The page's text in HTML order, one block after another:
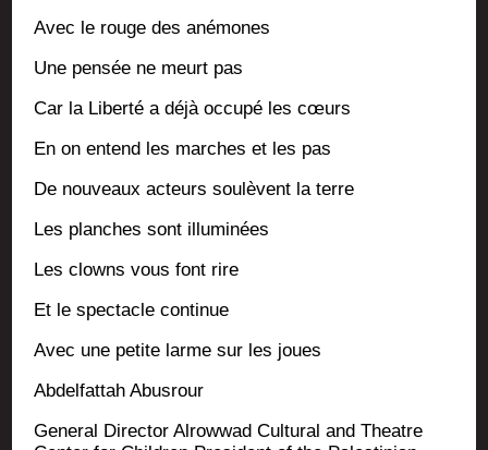
Avec le rouge des anémones
Une pen­sée ne meurt pas
Car la Liber­té a déjà occu­pé les cœurs
En on entend les marches et les pas
De nou­veaux acteurs sou­lèvent la terre
Les planches sont illuminées
Les clowns vous font rire
Et le spec­tacle continue
Avec une petite larme sur les joues
Abdel­fat­tah Abusrour
Gene­ral Direc­tor Alrow­wad Cultu­ral and Theatre